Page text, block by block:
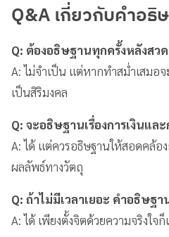
Q&A เกี่ยวกับคำอ
Q: ต้องอธิษฐานทุกครั้งหลังสว
A: ไม่จำเป็น แต่หากทำสม่ำเสมอ
เป็นสิริมงคล
Q: จะอธิษฐานเรื่องการเงินแล
A: ได้ แต่ควรอธิษฐานให้สอดคล้อ
ผลลัพธ์ทางวัตถุ
Q: ถ้าไม่มีเวลาเยอะ คำอธิษฐ
A: ได้ เพียงตั้งจิตด้วยความจริงใจ